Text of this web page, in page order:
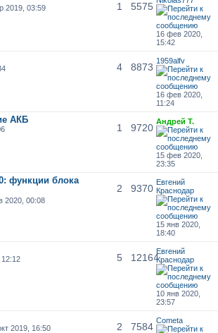
2019, 03:59 1 5575
16 фев 2020,
15:42
4 8873
1959alfv
16 фев 2020,
11:24
АКБ
1 9720
Андрей Т.
15 фев 2020,
23:35
функции блока
2020, 00:08
2 9370
Евгений
Краснодар
15 янв 2020,
18:40
5 12164
Евгений
Краснодар
10 янв 2020,
23:57
2019, 16:50 2 7584
Cometa